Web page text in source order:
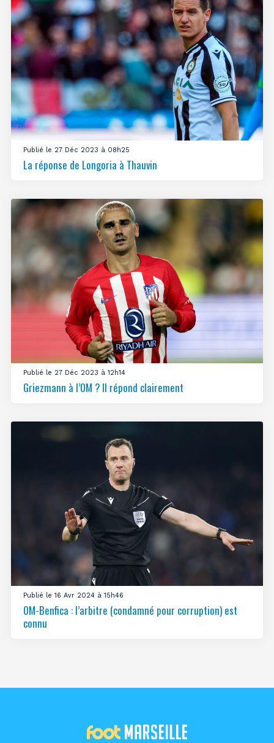
Publié le 27 Déc 2023 à 08h25
La réponse de Longoria à Thauvin
Publié le 27 Déc 2023 à 12h14
Griezmann à l’OM ? Il répond clairement
Publié le 16 Avr 2024 à 15h46
OM-Benfica : l’arbitre (condamné pour corruption) est
connu